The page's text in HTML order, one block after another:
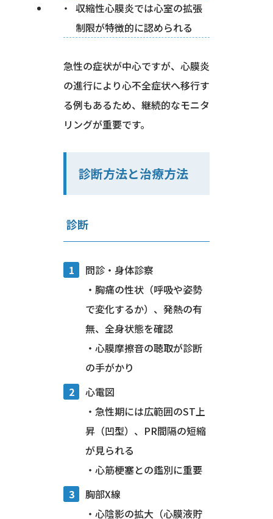
収縮性心膜炎では心室の拡張
制限が特徴的に認められる
急性の症状が中心ですが、心膜炎
の進行により心不全症状へ移行す
る例もあるため、継続的なモニタ
リングが重要です。
診断方法と治療方法
診断
問診・身体診察
・胸痛の性状（呼吸や姿勢
で変化するか）、発熱の有
無、全身状態を確認
・心膜摩擦音の聴取が診断
の手がかり
心電図
・急性期には広範囲のST上
昇（凹型）、PR間隔の短縮
が見られる
・心筋梗塞との鑑別に重要
胸部X線
・心陰影の拡大（心膜液貯